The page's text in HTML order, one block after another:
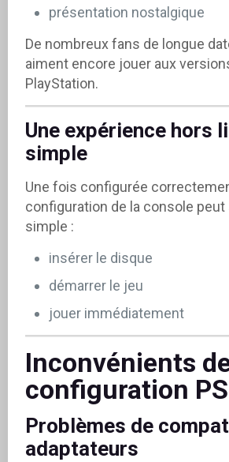
présentation nostalgique
De nombreux fans de longue
aiment encore jouer aux
PlayStation.
Une expérience hors
simple
Une fois configurée
configuration de la console peut
simple :
insérer le disque
démarrer le jeu
jouer immédiatement
Inconvénients
configuration
Problèmes de
adaptateurs